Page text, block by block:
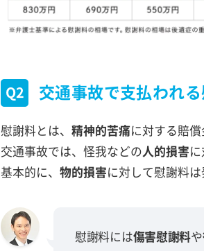
Q2 交通事故で支払われ
慰謝料とは、 精神的苦痛に対する賠償
交通事故では、怪我などの人的損害
基本的に、 物的損害に対して慰謝料は
慰謝料には傷害慰謝料や